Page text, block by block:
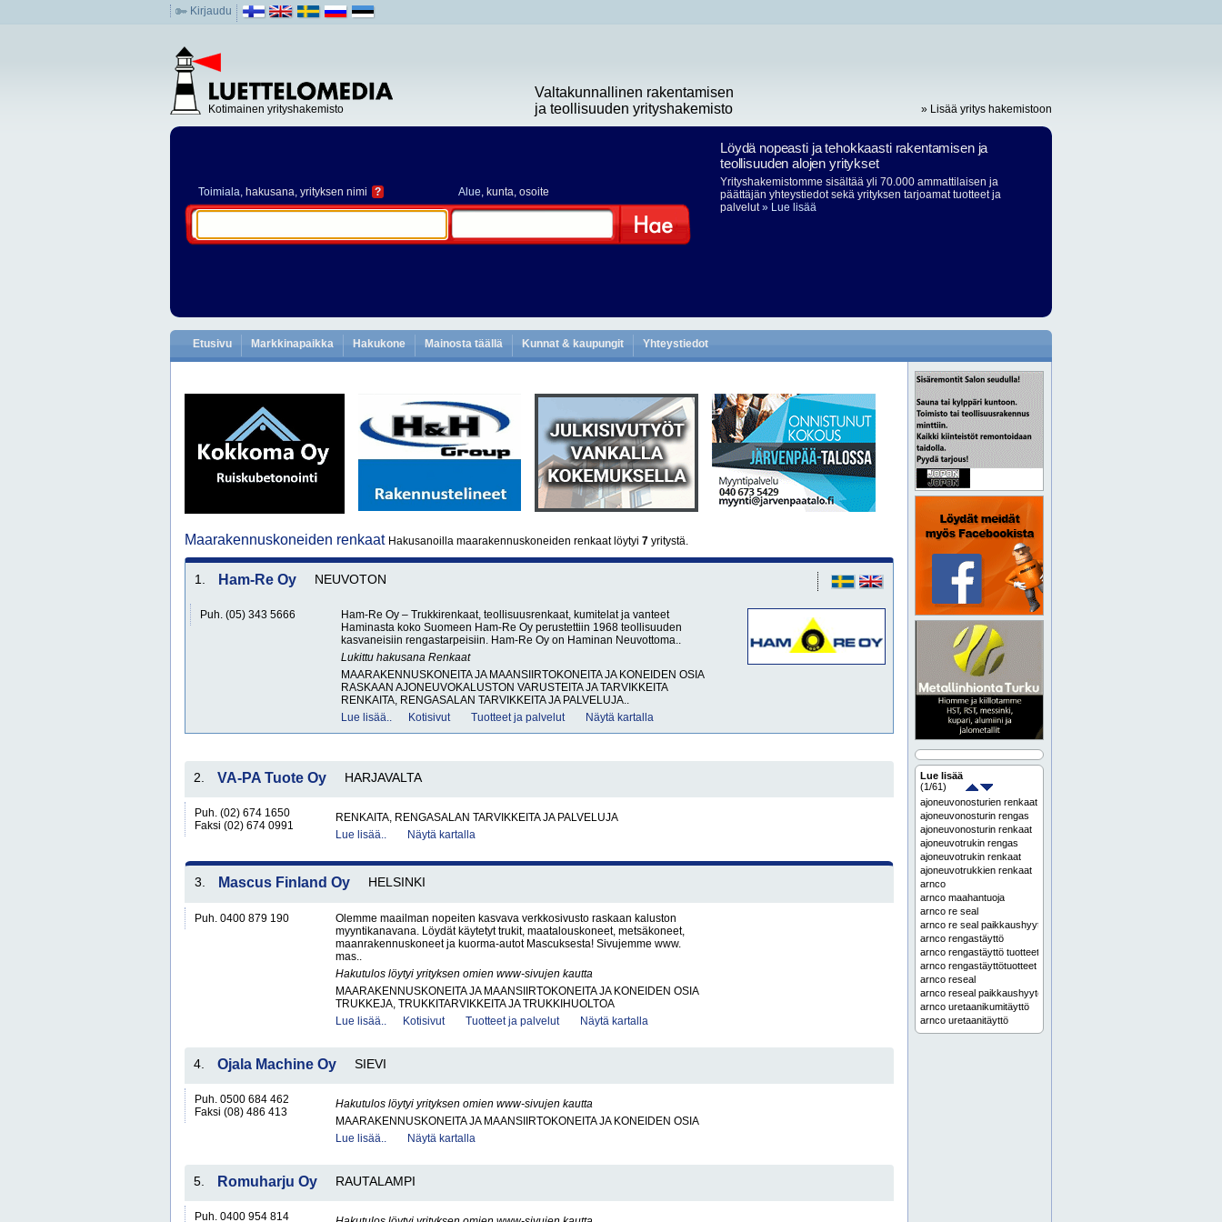
Kirjaudu
Kotimainen yrityshakemisto
Valtakunnallinen rakentamisen
ja teollisuuden yrityshakemisto
» Lisää yritys hakemistoon
Toimiala, hakusana, yrityksen nimi ? Alue, kunta, osoite
Löydä nopeasti ja tehokkaasti rakentamisen ja
teollisuuden alojen yritykset
Yrityshakemistomme sisältää yli 70.000 ammattilaisen ja
päättäjän yhteystiedot sekä yrityksen tarjoamat tuotteet ja
palvelut» Lue lisää
Etusivu Markkinapaikka Hakukone Mainosta täällä Kunnat & kaupungit Yhteystiedot
Maarakennuskoneiden renkaat Hakusanoilla maarakennuskoneiden renkaat löytyi 7 yritystä.
1. Ham-Re Oy NEUVOTON
Puh. (05) 343 5666
Ham-Re Oy – Trukkirenkaat, teollisuusrenkaat, kumitelat ja vanteet
Haminasta koko Suomeen Ham-Re Oy perustettiin 1968 teollisuuden
kasvaneisiin rengastarpeisiin. Ham-Re Oy on Haminan Neuvottoma..
Lukittu hakusana Renkaat
MAARAKENNUSKONEITA JA MAANSIIRTOKONEITA JA KONEIDEN OSIA
RASKAAN AJONEUVOKALUSTON VARUSTEITA JA TARVIKKEITA
RENKAITA, RENGASALAN TARVIKKEITA JA PALVELUJA..
Lue lisää..
Kotisivut Tuotteet ja palvelut Näytä kartalla
2. VA-PA Tuote Oy HARJAVALTA
Puh. (02) 674 1650
Faksi (02) 674 0991
RENKAITA, RENGASALAN TARVIKKEITA JA PALVELUJA
Lue lisää..
Näytä kartalla
3. Mascus Finland Oy HELSINKI
Puh. 0400 879 190
Olemme maailman nopeiten kasvava verkkosivusto raskaan kaluston
myyntikanavana. Löydät käytetyt trukit, maatalouskoneet, metsäkoneet,
maanrakennuskoneet ja kuorma-autot Mascuksesta! Sivujemme www.
mas..
Hakutulos löytyi yrityksen omien www-sivujen kautta
MAARAKENNUSKONEITA JA MAANSIIRTOKONEITA JA KONEIDEN OSIA
TRUKKEJA, TRUKKITARVIKKEITA JA TRUKKIHUOLTOA
Lue lisää..
Kotisivut Tuotteet ja palvelut Näytä kartalla
4. Ojala Machine Oy SIEVI
Puh. 0500 684 462
Faksi (08) 486 413
Hakutulos löytyi yrityksen omien www-sivujen kautta
MAARAKENNUSKONEITA JA MAANSIIRTOKONEITA JA KONEIDEN OSIA
Lue lisää..
Näytä kartalla
5. Romuharju Oy RAUTALAMPI
Puh. 0400 954 814
Lue lisää
(1/61)
ajoneuvonosturien renkaat
ajoneuvonosturin rengas
ajoneuvonosturin renkaat
ajoneuvotrukin rengas
ajoneuvotrukin renkaat
ajoneuvotrukkien renkaat
arnco
arnco maahantuoja
arnco re seal
arnco re seal paikkaushyytelö
arnco rengastäyttö
arnco rengastäyttö tuotteet
arnco rengastäyttötuotteet
arnco reseal
arnco reseal paikkaushyytelö
arnco uretaanikumitäyttö
arnco uretaanitäyttö
arnco-rengastäyttö